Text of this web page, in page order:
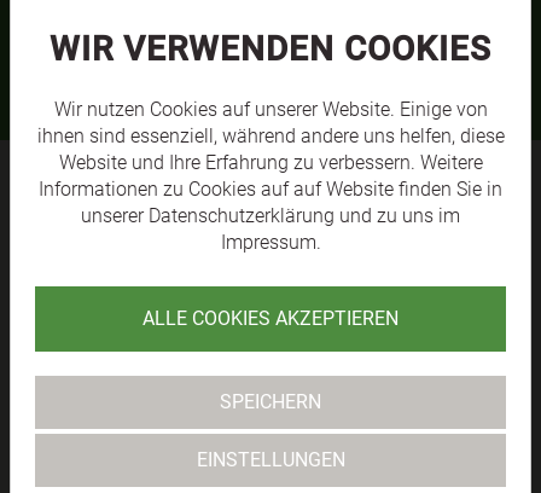
SV RAIKA
LÄNGENFELD
TABELLE
WIR VERWENDEN COOKIES
Wir nutzen Cookies auf unserer Website. Einige von
ihnen sind essenziell, während andere uns helfen, diese
Website und Ihre Erfahrung zu verbessern. Weitere
Informationen zu Cookies auf auf Website finden Sie in
unserer Datenschutzerklärung und zu uns im
Impressum.
ALLE COOKIES AKZEPTIEREN
SPEICHERN
EINSTELLUNGEN